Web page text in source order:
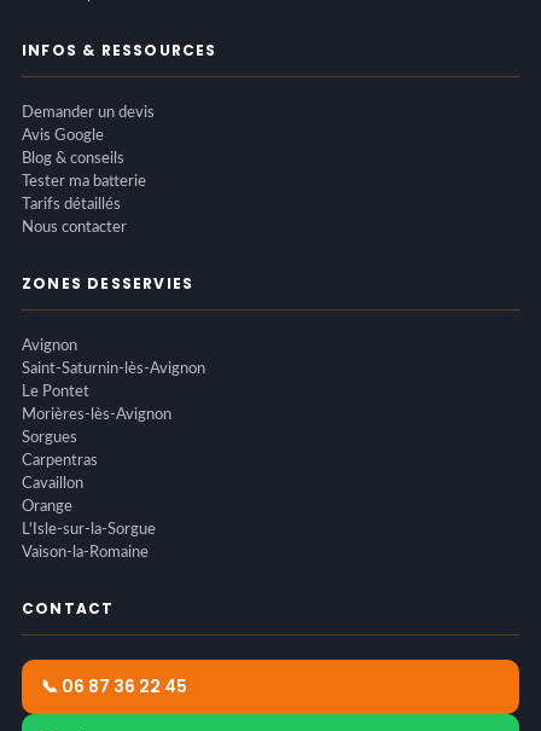
INFOS & RESSOURCES
Demander un devis
Avis Google
Blog & conseils
Tester ma batterie
Tarifs détaillés
Nous contacter
ZONES DESSERVIES
Avignon
Saint-Saturnin-lès-Avignon
Le Pontet
Morières-lès-Avignon
Sorgues
Carpentras
Cavaillon
Orange
L'Isle-sur-la-Sorgue
Vaison-la-Romaine
CONTACT
📞 06 87 36 22 45